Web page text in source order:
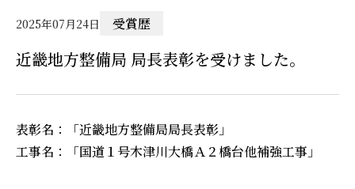
2025年07月24日 受賞歴
近畿地方整備局 局長表彰を受けました。
表彰名：「近畿地方整備局局長表彰」
工事名：「国道１号木津川大橋Ａ２橋台他補強工事」